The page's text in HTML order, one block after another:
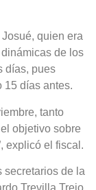
quien era
de los
días, pues
15 días antes.
tanto
objetivo sobre
explicó el fiscal.
secretarios de la
Trevilla Trejo,